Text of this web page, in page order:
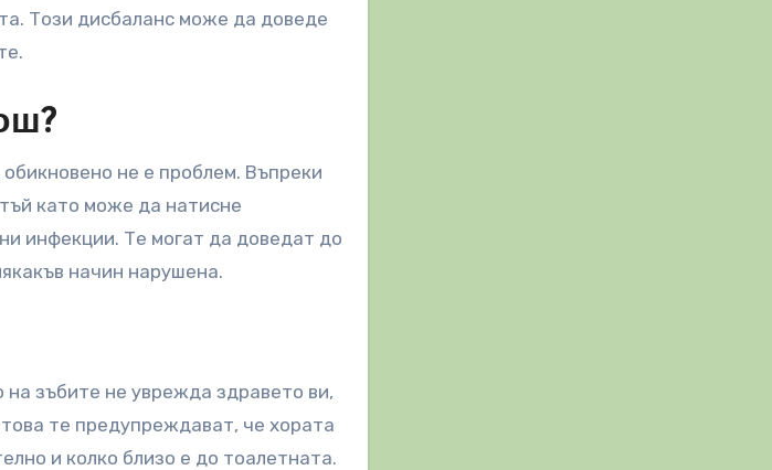
Този дисбаланс може да доведе
не е проблем. Въпреки
като може да натисне
инфекции. Те могат да доведат до
начин нарушена.
зъбите не уврежда здравето ви,
те предупреждават, че хората
и колко близо е до тоалетната.